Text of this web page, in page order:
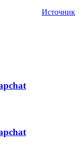
Источник